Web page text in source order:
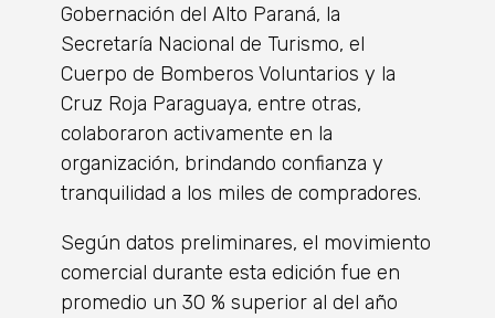
Gobernación del Alto Paraná, la
Secretaría Nacional de Turismo, el
Cuerpo de Bomberos Voluntarios y la
Cruz Roja Paraguaya, entre otras,
colaboraron activamente en la
organización, brindando confianza y
tranquilidad a los miles de compradores.
Según datos preliminares, el movimiento
comercial durante esta edición fue en
promedio un 30 % superior al del año